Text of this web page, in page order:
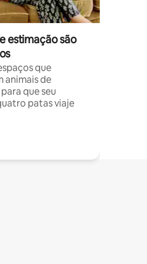
estimação são
que
animais de
que seu
patas viaje